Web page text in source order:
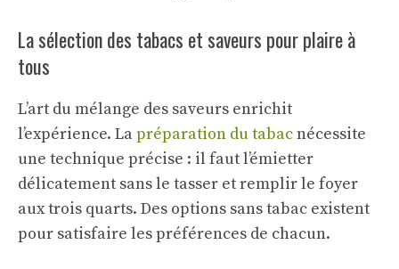
La sélection des tabacs et saveurs pour plaire à
tous
L’art du mélange des saveurs enrichit
l’expérience. Lapréparation du tabacnécessite
une technique précise : il faut l’émietter
délicatement sans le tasser et remplir le foyer
aux trois quarts. Des options sans tabac existent
pour satisfaire les préférences de chacun.